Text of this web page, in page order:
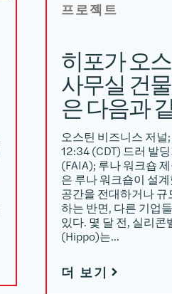
프로젝트
히포가 오
사무실 건
은 다음과
오스틴 비즈니스 저
12:34 (CDT) 드러 발
(FAIA); 루나 워크숍
은 루나 워크숍이 설
공간을 전대하거나
하는 반면, 다른 기업
있다. 몇 달 전, 실리
(Hippo)는…
더 보기